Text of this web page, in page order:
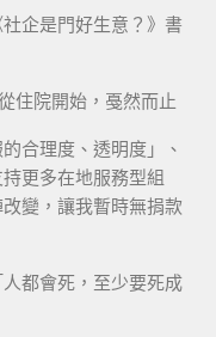
企是門好生意？》書
住院開始，戞然而止
合理度、透明度」、
更多在地服務型組
變，讓我暫時無捐款
都會死，至少要死成